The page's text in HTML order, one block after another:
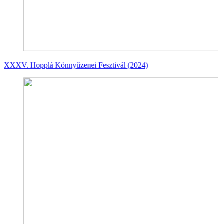
XXXV. Hopplá Könnyűzenei Fesztivál (2024)